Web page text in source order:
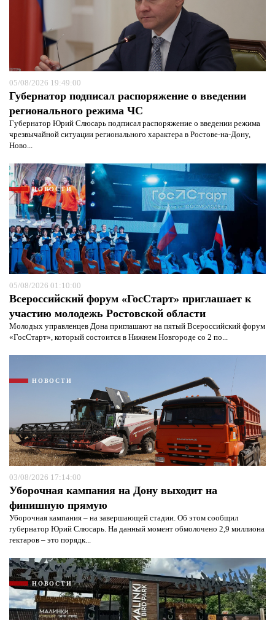
05/08/2026 19:49:00
Губернатор подписал распоряжение о введении
регионального режима ЧС
Губернатор Юрий Слюсарь подписал распоряжение о введении режима
чрезвычайной ситуации регионального характера в Ростове-на-Дону,
Ново...
НОВОСТИ
05/08/2026 01:10:00
Всероссийский форум «ГосСтарт» приглашает к
участию молодежь Ростовской области
Молодых управленцев Дона приглашают на пятый Всероссийский форум
«ГосСтарт», который состоится в Нижнем Новгороде со 2 по...
НОВОСТИ
03/08/2026 17:14:00
Уборочная кампания на Дону выходит на
финишную прямую
Уборочная кампания – на завершающей стадии. Об этом сообщил
губернатор Юрий Слюсарь. На данный момент обмолочено 2,9 миллиона
гектаров – это порядк...
НОВОСТИ
Я согласен сполитикой конфиденциальности и
защиты информации*
Я согласен с политикой конфиденциальности и
защиты информации*